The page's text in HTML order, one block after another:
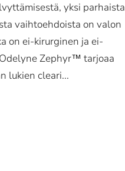
yksi parhaista
vaihtoehdoista on valon
on ei-kirurginen ja ei-
Zephyr™ tarjoaa
lukien cleari...